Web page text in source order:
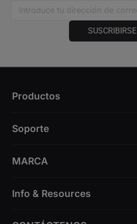
SUSCRIBIRSE
Productos
Soporte
MARCA
Info & Resources